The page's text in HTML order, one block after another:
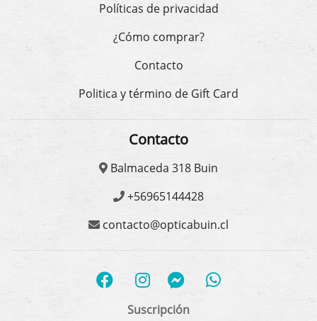
Políticas de privacidad
¿Cómo comprar?
Contacto
Politica y término de Gift Card
Contacto
Balmaceda 318 Buin
+56965144428
contacto@opticabuin.cl
Suscripción